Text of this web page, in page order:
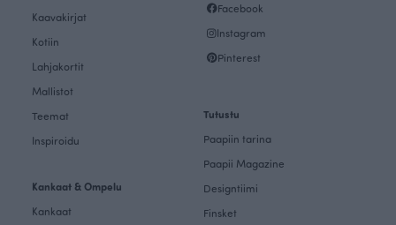
Kaavakirjat
Kotiin
Lahjakortit
Mallistot
Teemat
Inspiroidu
Kankaat & Ompelu
Kankaat
Facebook
Instagram
Pinterest
Tutustu
Paapiin tarina
Paapii Magazine
Designtiimi
Finsket